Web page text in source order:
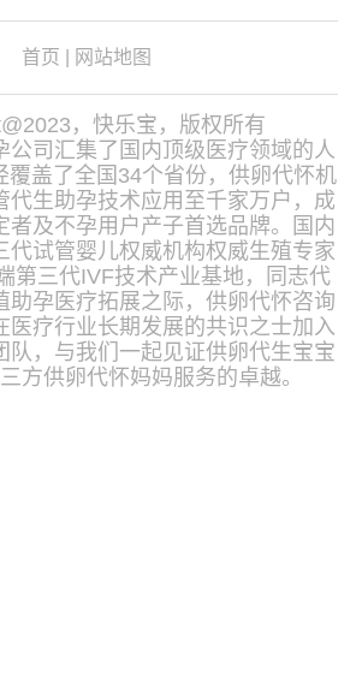
首页 网站地图
，快乐宝，版权所有
公司汇集了国内顶级医疗领域的人
覆盖了全国34个省份，供卵代怀机
代生助孕技术应用至千家万户，成
者及不孕用户产子首选品牌。国内
代试管婴儿权威机构权威生殖专家
第三代IVF技术产业基地，同志代
助孕医疗拓展之际，供卵代怀咨询
医疗行业长期发展的共识之士加入
队，与我们一起见证供卵代生宝宝
方供卵代怀妈妈服务的卓越。